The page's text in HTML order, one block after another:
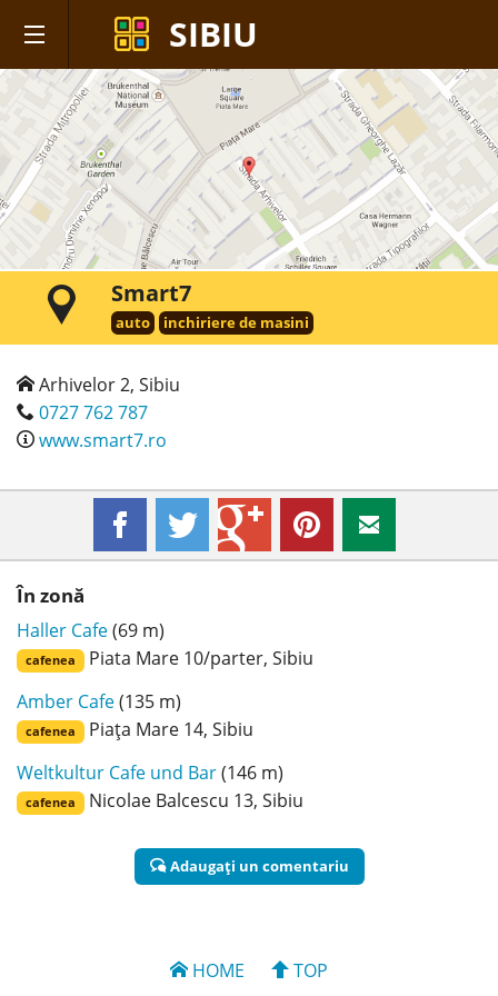
SIBIU
Smart7
auto inchiriere de masini
Arhivelor 2, Sibiu
0727 762 787
www.smart7.ro
În zonă
Haller Cafe(69 m)
cafenea
Piata Mare 10/parter, Sibiu
Amber Cafe(135 m)
cafenea
Piața Mare 14, Sibiu
Weltkultur Cafe und Bar(146 m)
cafenea Nicolae Balcescu 13, Sibiu
Adaugaţi un comentariu
HOME TOP